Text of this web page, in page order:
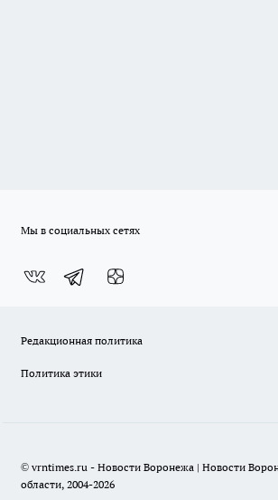
Мы в социальных сетях
Редакционная политика
Политика этики
© vrntimes.ru - Новости Воронежа | Новости
области, 2004-2026